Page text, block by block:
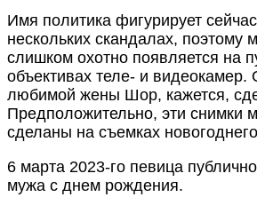
Имя политика фигурирует
нескольких скандалах, поэтому
слишком охотно появляется на
объективах теле- и видеокамер.
любимой жены Шор, кажется,
Предположительно, эти снимки
сделаны на съемках
6 марта 2023-го певица
мужа с днем рождения.